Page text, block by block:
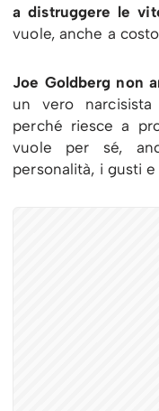
a distruggere le
vuole, anche a
Joe Goldberg non
un vero
perché riesce a
vuole per sé,
personalità, i gusti